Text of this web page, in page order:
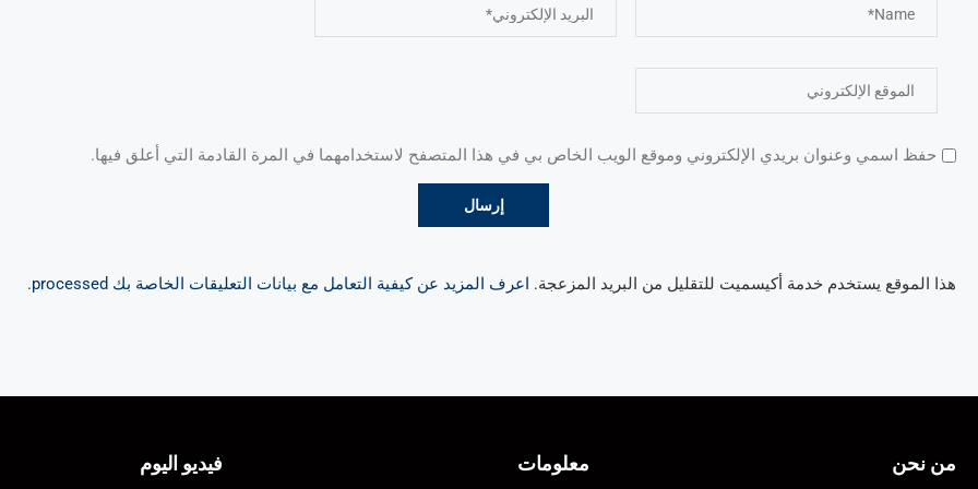
حفظ اسمي وعنوان بريدي الإلكتروني وموقع الويب الخاص بي في هذا المتصفح لاستخدامهما في المرة القادمة التي أعلق فيها.
هذا الموقع يستخدم خدمة أكيسميت للتقليل من البريد المزعجة. اعرف المزيد عن كيفية التعامل مع بيانات التعليقات الخاصة بك processed .
من نحن معلومات فيديو اليوم